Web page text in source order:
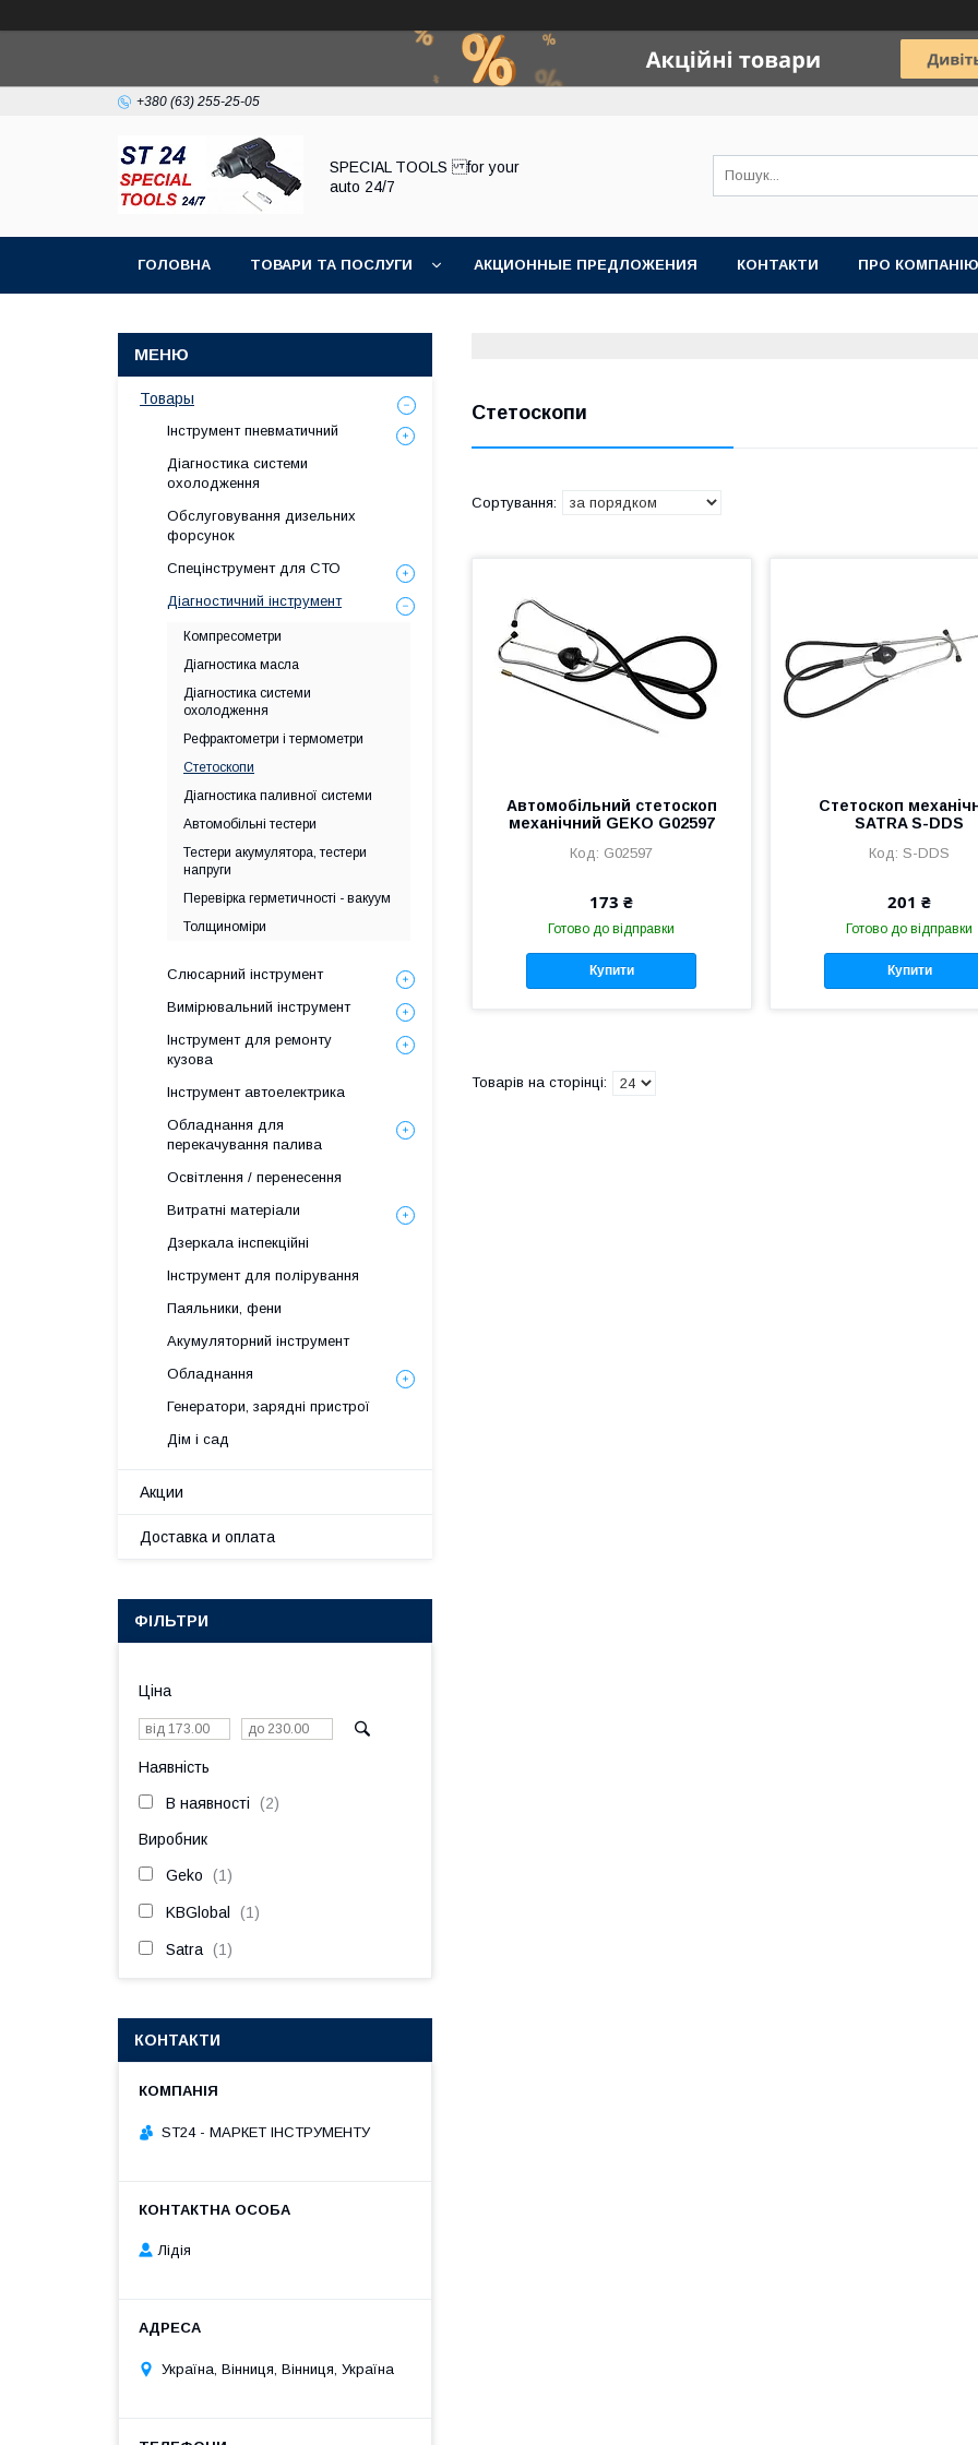
+380 (63) 255-25-05
SPECIAL TOOLS for your
auto 24/7
ГОЛОВНА ТОВАРИ ТА ПОСЛУГИ АКЦИОННЫЕ ПРЕДЛОЖЕНИЯ КОНТАКТИ ПРО КОМПАНІЮ
Стетоскопи
Автомобільний стетоскоп
механічний GEKO G02597
G02597
173 ₴
Готово до відправки
Купити
Стетоскоп
SATRA S-DDS
S-DDS
201 ₴
Готово до відправки
Купити
Товары
Інструмент пневматичний
Діагностика системи
охолодження
Обслуговування дизельних
форсунок
Спецінструмент для СТО
Діагностичний інструмент
Компресометри
Діагностика масла
Діагностика системи
охолодження
Рефрактометри і термометри
Стетоскопи
Діагностика паливної системи
Автомобільні тестери
Тестери акумулятора, тестери
напруги
Перевірка герметичності - вакуум
Толщиноміри
Слюсарний інструмент
Вимірювальний інструмент
Інструмент для ремонту
кузова
Інструмент автоелектрика
Обладнання для
перекачування палива
Освітлення / перенесення
Витратні матеріали
Дзеркала інспекційні
Інструмент для полірування
Паяльники, фени
Акумуляторний інструмент
Обладнання
Генератори, зарядні пристрої
Дім і сад
Акции
Доставка и оплата
ФІЛЬТРИ
Ціна
Наявність
В наявності 2
Виробник
Geko 1
KBGlobal 1
Satra 1
КОНТАКТИ
ST24 - МАРКЕТ ІНСТРУМЕНТУ
Лідія
Україна, Вінниця, Вінниця, Україна